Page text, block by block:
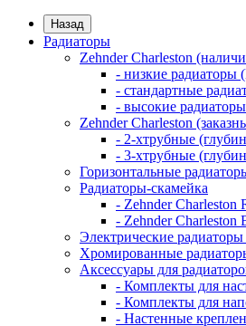
Назад
Радиаторы
Zehnder Charleston
- низкие радиаторы
- стандартные
- высокие
Zehnder Charleston
- 2-хтрубные
- 3-хтрубные
Горизонтальные
Радиаторы-скамейка
- Zehnder Charleston
- Zehnder Charleston
Электрические радиаторы
Хромированные
Аксессуары для
- Комплекты для
- Комплекты для
- Настенные